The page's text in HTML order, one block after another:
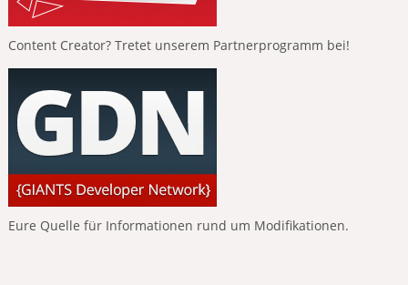
Content Creator? Tretet unserem Partnerprogramm bei!
Eure Quelle für Informationen rund um Modifikationen.